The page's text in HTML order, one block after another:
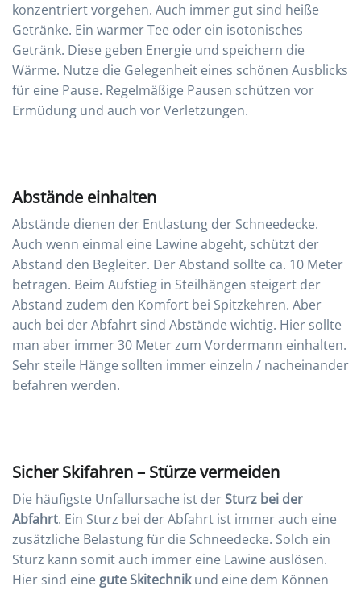
konzentriert vorgehen. Auch immer gut sind heiße
Getränke. Ein warmer Tee oder ein isotonisches
Getränk. Diese geben Energie und speichern die
Wärme. Nutze die Gelegenheit eines schönen Ausblicks
für eine Pause. Regelmäßige Pausen schützen vor
Ermüdung und auch vor Verletzungen.
Abstände einhalten
Abstände dienen der Entlastung der Schneedecke.
Auch wenn einmal eine Lawine abgeht, schützt der
Abstand den Begleiter. Der Abstand sollte ca. 10 Meter
betragen. Beim Aufstieg in Steilhängen steigert der
Abstand zudem den Komfort bei Spitzkehren. Aber
auch bei der Abfahrt sind Abstände wichtig. Hier sollte
man aber immer 30 Meter zum Vordermann einhalten.
Sehr steile Hänge sollten immer einzeln / nacheinander
befahren werden.
Sicher Skifahren – Stürze vermeiden
Die häufigste Unfallursache ist derSturz bei der
Abfahrt. Ein Sturz bei der Abfahrt ist immer auch eine
zusätzliche Belastung für die Schneedecke. Solch ein
Sturz kann somit auch immer eine Lawine auslösen.
Hier sind eine gute Skitechnikund eine dem Können